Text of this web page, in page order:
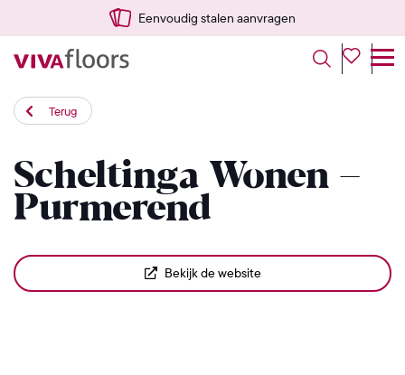
Eenvoudig stalen aanvragen
Terug
Scheltinga Wonen –
Purmerend
Bekijk de website